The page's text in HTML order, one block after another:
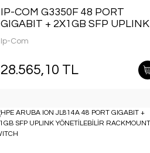
IP-COM G3350F 48 PORT
GIGABIT + 2X1GB SFP UPLINK
RACKMOUNT SWITCH
Ip-Com
28.565,10 TL